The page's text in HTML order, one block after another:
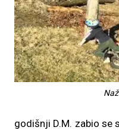
godišnji D.M. zabio se